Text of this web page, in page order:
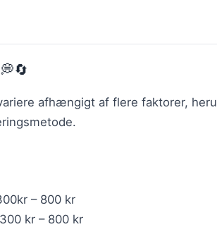
afhængigt af flere faktorer,
– 800 kr
kr – 800 kr